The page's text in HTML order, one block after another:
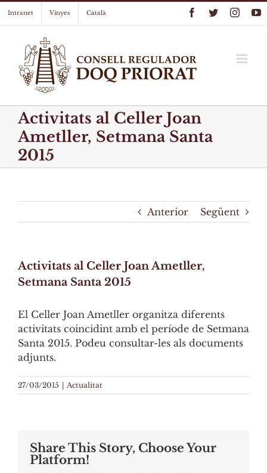
Intranet Vinyes Català Facebook
Twitter
Activitats al Celler Joan
Ametller, Setmana Santa
2015
Anterior Següent
Activitats al Celler Joan Ametller,
Setmana Santa 2015
El Celler Joan Ametller organitza diferents
activitats coincidint amb el període de Setmana
Santa 2015. Podeu consultar-les als documents
adjunts.
Online Payday Loans Kansas
27/03/2015 | Actualitat
Share This Story, Choose Your
Platform!